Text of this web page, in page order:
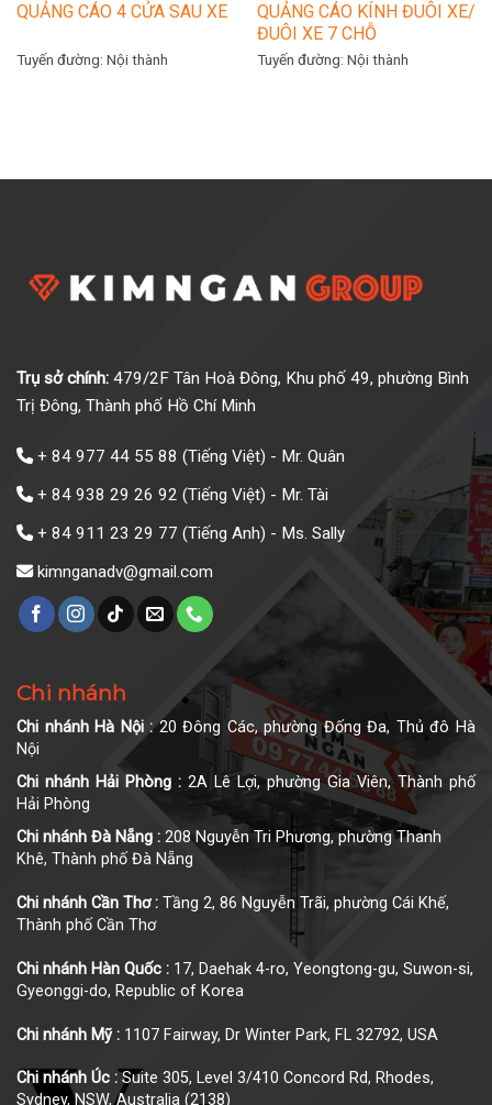
QUẢNG CÁO 4 CỬA SAU XE
Tuyến đường: Nội thành
QUẢNG CÁO KÍNH ĐUÔI XE/
ĐUÔI XE 7 CHỖ
Tuyến đường: Nội thành
Trụ sở chính: 479/2F Tân Hoà Đông, Khu phố 49, phường Bình
Trị Đông, Thành phố Hồ Chí Minh
+ 84 977 44 55 88 (Tiếng Việt) - Mr. Quân
+ 84 938 29 26 92 (Tiếng Việt) - Mr. Tài
+ 84 911 23 29 77 (Tiếng Anh) - Ms. Sally
kimnganadv@gmail.com
Chi nhánh
Chi nhánh Hà Nội :20 Đông Các, phường Đống Đa, Thủ đô Hà
Nội
Chi nhánh Hải Phòng : 2A Lê Lợi, phường Gia Viên, Thành phố
Hải Phòng
Chi nhánh Đà Nẵng : 208 Nguyễn Tri Phương, phường Thanh
Khê, Thành phố Đà Nẵng
Chi nhánh Cần Thơ : Tầng 2, 86 Nguyễn Trãi, phường Cái Khế,
Thành phố Cần Thơ
Chi nhánh Hàn Quốc : 17, Daehak 4-ro, Yeongtong-gu, Suwon-si,
Gyeonggi-do, Republic of Korea
Chi nhánh Mỹ : 1107 Fairway, Dr Winter Park, FL 32792, USA
Chi nhánh Úc :Suite 305, Level 3/410 Concord Rd, Rhodes,
Sydney, NSW, Australia (2138)